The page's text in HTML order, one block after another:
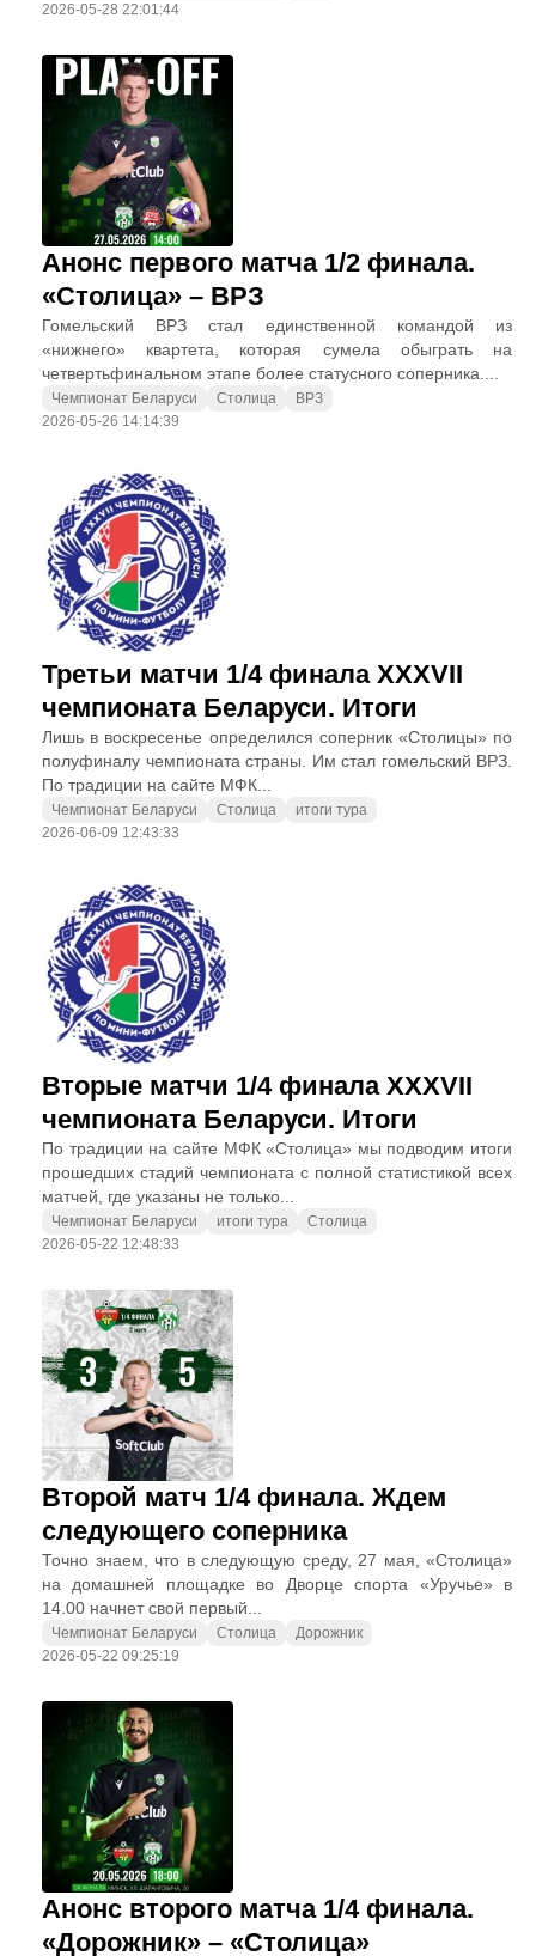
2026-05-28 22:01:44
Анонс первого матча 1/2 финала.
«Столица» – ВРЗ
Гомельский ВРЗ стал единственной командой из
«нижнего» квартета, которая сумела обыграть на
четвертьфинальном этапе более статусного соперника....
Чемпионат Беларуси Столица
ВРЗ
2026-05-26 14:14:39
Третьи матчи 1/4 финала XXXVII
чемпионата Беларуси. Итоги
Лишь в воскресенье определился соперник «Столицы» по
полуфиналу чемпионата страны. Им стал гомельский ВРЗ.
По традиции на сайте МФК...
Чемпионат Беларуси Столица
итоги тура
2026-06-09 12:43:33
Вторые матчи 1/4 финала XXXVII
чемпионата Беларуси. Итоги
По традиции на сайте МФК «Столица» мы подводим итоги
прошедших стадий чемпионата с полной статистикой всех
матчей, где указаны не только...
Чемпионат Беларуси итоги тура
Столица
2026-05-22 12:48:33
Второй матч 1/4 финала. Ждем
следующего соперника
Точно знаем, что в следующую среду, 27 мая, «Столица»
на домашней площадке во Дворце спорта «Уручье» в
14.00 начнет свой первый...
Чемпионат Беларуси Столица
Дорожник
2026-05-22 09:25:19
Анонс второго матча 1/4 финала.
«Дорожник» – «Столица»